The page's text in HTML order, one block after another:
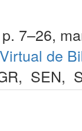
7–26,
de
, SEN,